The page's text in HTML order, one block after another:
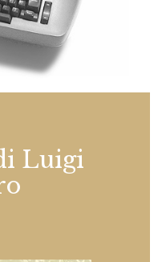
Luigi